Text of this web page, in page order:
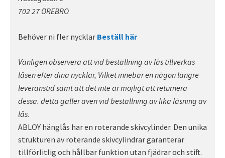
702 27 ÖREBRO
Behöver ni fler nycklar Beställ här
Vänligen observera att vid beställning av lås tillverkas
låsen efter dina nycklar, Vilket innebär en någon längre
leveranstid samt att det inte är möjligt att returnera
dessa. detta gäller även vid beställning av lika låsning av
lås.
ABLOY hänglås har en roterande skivcylinder. Den unika
strukturen av roterande skivcylindrar garanterar
tillförlitlig och hållbar funktion utan fjädrar och stift.